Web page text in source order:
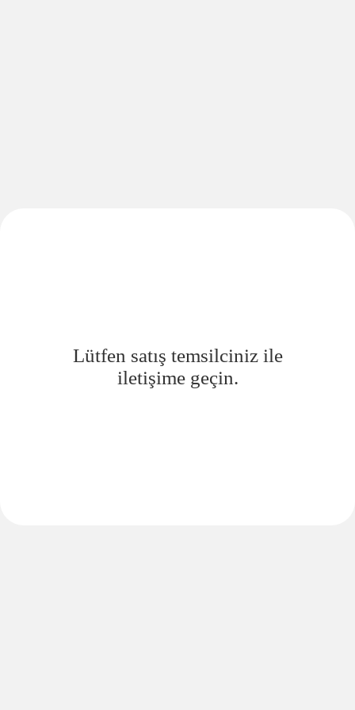
Lütfen satış temsilciniz ile
iletişime geçin.